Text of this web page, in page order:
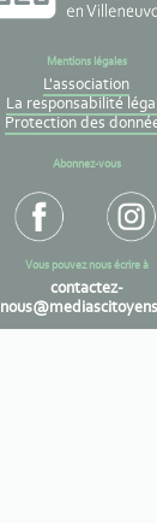
Mentions légales
L'association
La responsabilité
Protection des
Abonnez-vous
Vous pouvez nous écrire à
contactez-